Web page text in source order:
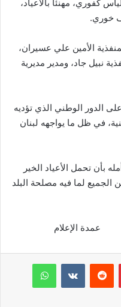
كفوري، مهنئاً بالأعياد،
خوري.
الأمين علي عسيران،
نبيل جاد، ومدير مديرية
الدور الوطني الذي تؤديه
في ظل ما يواجهه لبنان
بأن تحمل الأعياد الخير
الجميع لما فيه مصلحة البلد
بينتيريست